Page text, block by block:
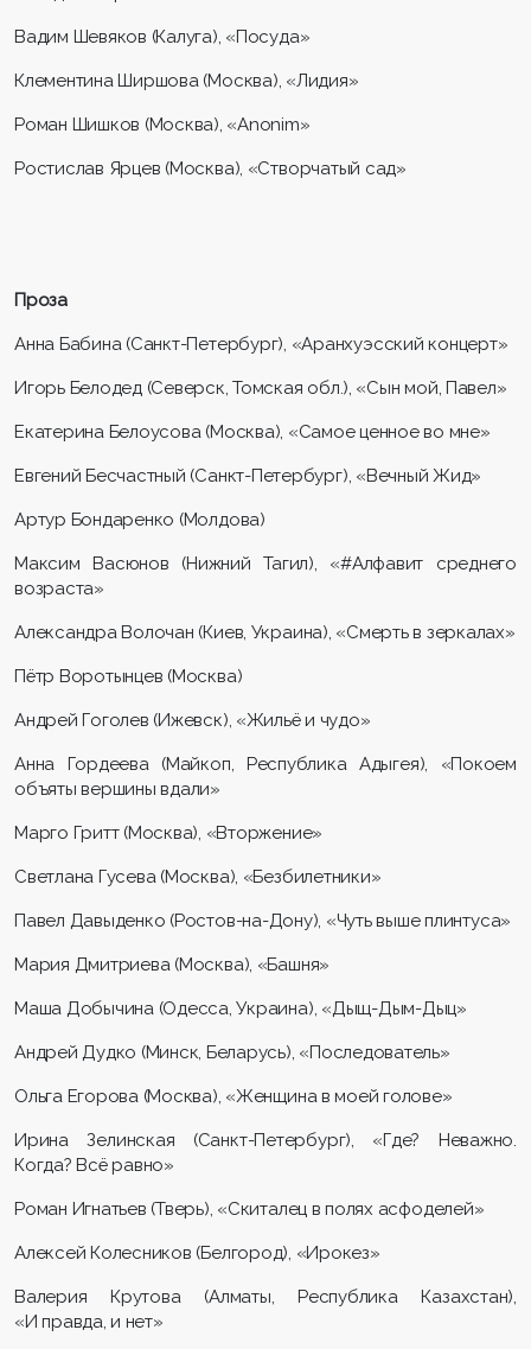
Вадим Шевяков (Калуга), «Посуда»
Клементина Ширшова (Москва), «Лидия»
Роман Шишков (Москва), «Anonim»
Ростислав Ярцев (Москва), «Створчатый сад»
Проза
Анна Бабина (Санкт-Петербург), «Аранхуэсский концерт»
Игорь Белодед (Северск, Томская обл.), «Сын мой, Павел»
Екатерина Белоусова (Москва), «Самое ценное во мне»
Евгений Бесчастный (Санкт-Петербург), «Вечный Жид»
Артур Бондаренко (Молдова)
Максим Васюнов (Нижний Тагил), «#Алфавит среднего
возраста»
Александра Волочан (Киев, Украина), «Смерть в зеркалах»
Пётр Воротынцев (Москва)
Андрей Гоголев (Ижевск), «Жильё и чудо»
Анна Гордеева (Майкоп, Республика Адыгея), «Покоем
объяты вершины вдали»
Марго Гритт (Москва), «Вторжение»
Светлана Гусева (Москва), «Безбилетники»
Павел Давыденко (Ростов-на-Дону), «Чуть выше плинтуса»
Мария Дмитриева (Москва), «Башня»
Маша Добычина (Одесса, Украина), «Дыщ-Дым-Дыц»
Андрей Дудко (Минск, Беларусь), «Последователь»
Ольга Егорова (Москва), «Женщина в моей голове»
Ирина Зелинская (Санкт-Петербург), «Где? Неважно.
Когда? Всё равно»
Роман Игнатьев (Тверь), «Скиталец в полях асфоделей»
Алексей Колесников (Белгород), «Ирокез»
Валерия Крутова (Алматы, Республика Казахстан),
«И правда, и нет»